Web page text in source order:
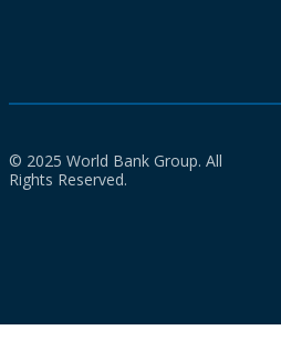
© 2025 World Bank Group. All
Rights Reserved.